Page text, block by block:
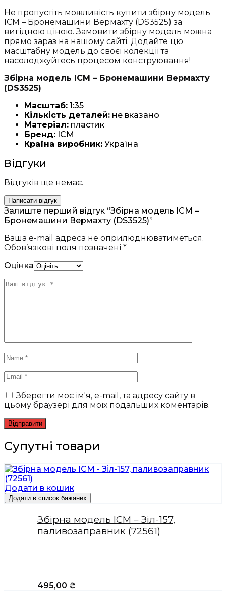
Не пропустіть можливість купити збірну модель
ICM – Бронемашини Вермахту (DS3525) за
вигідною ціною. Замовити збірну модель можна
прямо зараз на нашому сайті. Додайте цю
масштабну модель до своєї колекції та
насолоджуйтесь процесом конструювання!
Збірна модель ICM – Бронемашини Вермахту
(DS3525)
Масштаб: 1:35
Кількість деталей: не вказано
Матеріал: пластик
Бренд: ICM
Країна виробник: Україна
Відгуки
Відгуків ще немає.
Написати відгук
Залиште перший відгук “Збірна модель ICM –
Бронемашини Вермахту (DS3525)”
Ваша e-mail адреса не оприлюднюватиметься.
Обов’язкові поля позначені *
Оцінка
Зберегти моє ім'я, e-mail, та адресу сайту в
цьому браузері для моїх подальших коментарів.
Супутні товари
Додати в кошик
Додати в список бажаних
Збірна модель ICM – Зіл-157,
паливозаправник (72561)
495,00 ₴